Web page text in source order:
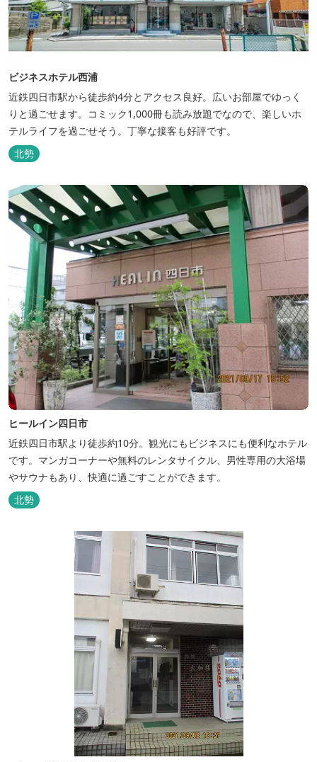
ビジネスホテル西浦
近鉄四日市駅から徒歩約4分とアクセス良好。広いお部屋でゆっく
りと過ごせます。コミック1,000冊も読み放題でなので、楽しいホ
テルライフを過ごせそう。丁寧な接客も好評です。
北勢
ヒールイン四日市
近鉄四日市駅より徒歩約10分。観光にもビジネスにも便利なホテル
です。マンガコーナーや無料のレンタサイクル、男性専用の大浴場
やサウナもあり、快適に過ごすことができます。
北勢